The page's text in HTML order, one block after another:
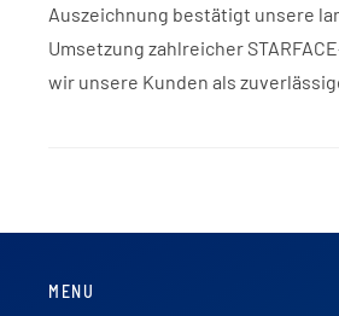
Auszeichnung bestätigt unsere
Umsetzung zahlreicher
wir unsere Kunden als
MENU